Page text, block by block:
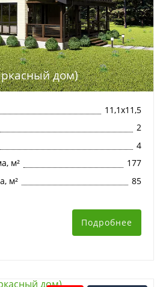
дом)
11,1х11,5
2
4
м²
177
м²
85
Подробнее